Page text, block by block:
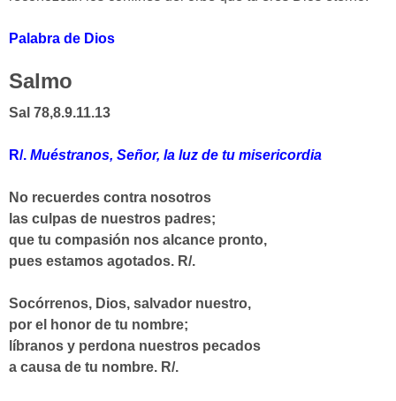
Palabra de Dios
Salmo
Sal 78,8.9.11.13
R/. Muéstranos, Señor, la luz de tu misericordia
No recuerdes contra nosotros
las culpas de nuestros padres;
que tu compasión nos alcance pronto,
pues estamos agotados. R/.
Socórrenos, Dios, salvador nuestro,
por el honor de tu nombre;
líbranos y perdona nuestros pecados
a causa de tu nombre. R/.